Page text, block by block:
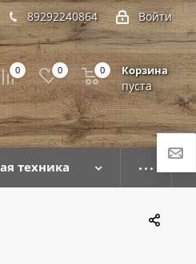
Войти
89292240864
0 0 Корзина
пуста
0
техника